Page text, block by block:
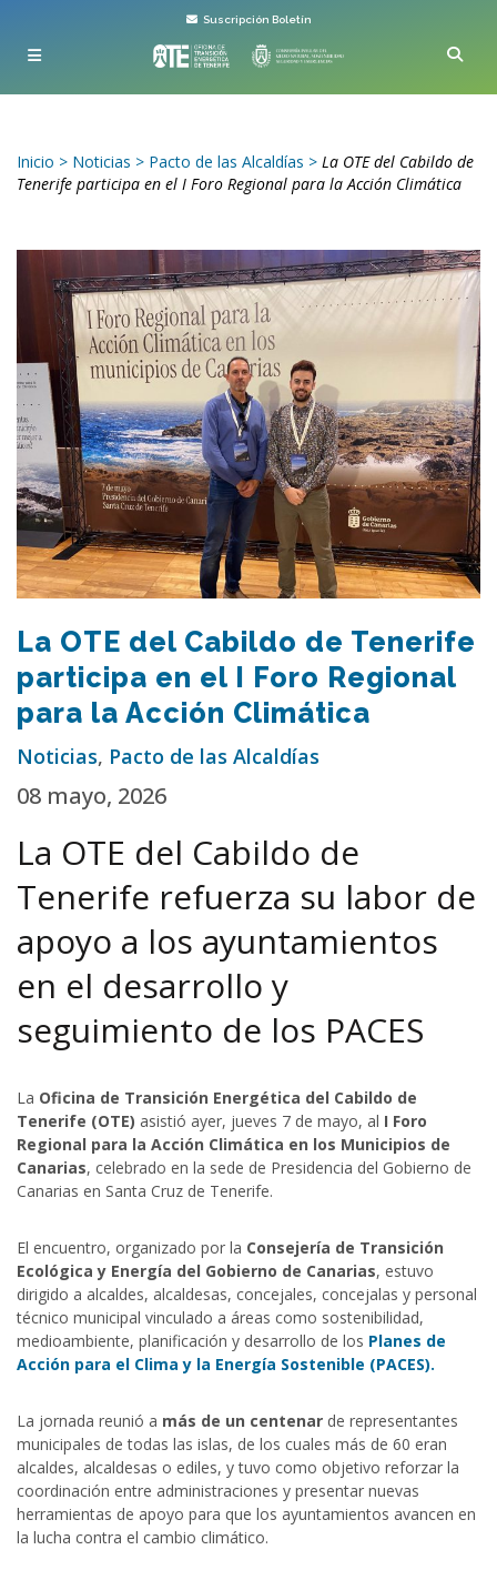
Suscripción Boletín
Inicio > Noticias > Pacto de las Alcaldías > La OTE del Cabildo de
Tenerife participa en el I Foro Regional para la Acción Climática
La OTE del Cabildo de Tenerife
participa en el I Foro Regional
para la Acción Climática
Noticias, Pacto de las Alcaldías
08 mayo, 2026
La OTE del Cabildo de
Tenerife refuerza su labor de
apoyo a los ayuntamientos
en el desarrollo y
seguimiento de los PACES
La Oficina de Transición Energética del Cabildo de
Tenerife (OTE) asistió ayer, jueves 7 de mayo, al I Foro
Regional para la Acción Climática en los Municipios de
Canarias, celebrado en la sede de Presidencia del Gobierno de
Canarias en Santa Cruz de Tenerife.
El encuentro, organizado por la Consejería de Transición
Ecológica y Energía del Gobierno de Canarias, estuvo
dirigido a alcaldes, alcaldesas, concejales, concejalas y personal
técnico municipal vinculado a áreas como sostenibilidad,
medioambiente, planificación y desarrollo de los Planes de
Acción para el Clima y la Energía Sostenible (PACES).
La jornada reunió a más de un centenar de representantes
municipales de todas las islas, de los cuales más de 60 eran
alcaldes, alcaldesas o ediles, y tuvo como objetivo reforzar la
coordinación entre administraciones y presentar nuevas
herramientas de apoyo para que los ayuntamientos avancen en
la lucha contra el cambio climático.